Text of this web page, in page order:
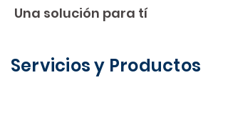
Una solución para tí
Servicios y Productos